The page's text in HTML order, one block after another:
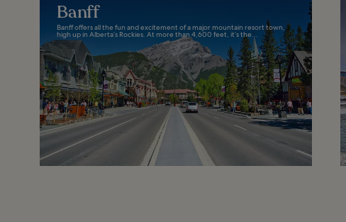
Banff
Banff offers all the fun and excitement of a major mountain resort town,
high up in Alberta’s Rockies. At more than 4,600 feet, it’s the...